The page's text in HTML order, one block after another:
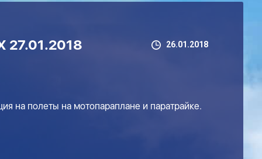
26.01.2018
на полеты на мотопараплане и паратрайке.